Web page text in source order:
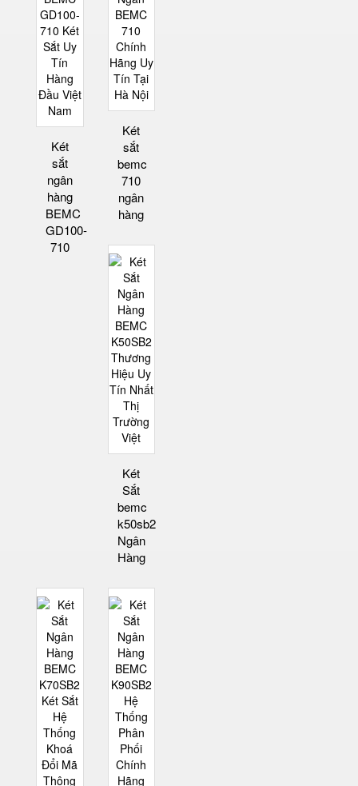
Két
sắt
ngân
hàng
BEMC
GD100-
710
Két
sắt
bemc
710
ngân
hàng
Két
Sắt
bemc
k50sb2
Ngân
Hàng